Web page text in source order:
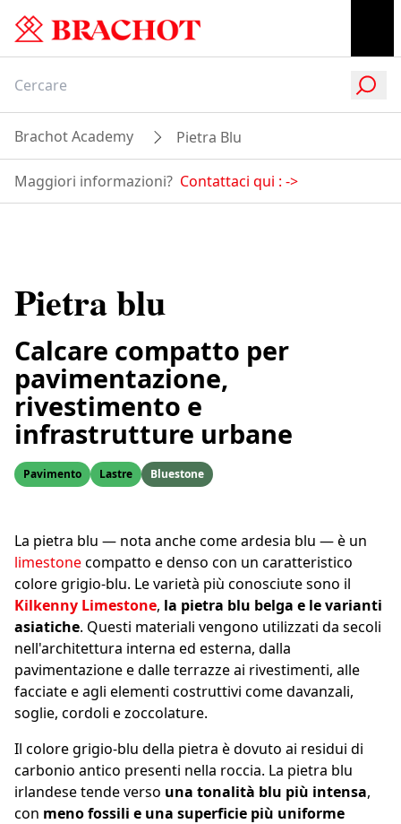
Brachot Academy Pietra Blu
Maggiori informazioni? Contattaci qui : ->
Pietra blu
Calcare compatto per
pavimentazione,
rivestimento e
infrastrutture urbane
Pavimento Lastre Bluestone
La pietra blu — nota anche come ardesia blu — è un
limestonecompatto e denso con un caratteristico
colore grigio-blu. Le varietà più conosciute sono il
Kilkenny Limestone, la pietra blu belga e le varianti
asiatiche. Questi materiali vengono utilizzati da secoli
nell'architettura interna ed esterna, dalla
pavimentazione e dalle terrazze ai rivestimenti, alle
facciate e agli elementi costruttivi come davanzali,
soglie, cordoli e zoccolature.
Il colore grigio-blu della pietra è dovuto ai residui di
carbonio antico presenti nella roccia. La pietra blu
irlandese tende verso una tonalità blu più intensa,
con meno fossili e una superficie più uniforme